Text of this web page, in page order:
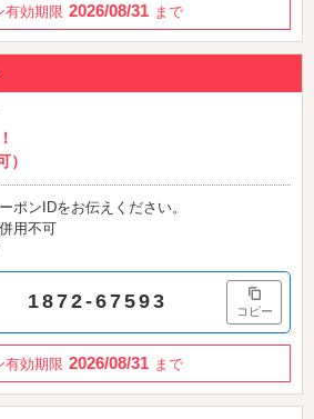
有効期限 2026/08/31 まで
）
ポンIDをお伝えください。
用不可
1872-67593 コピー
有効期限 2026/08/31 まで